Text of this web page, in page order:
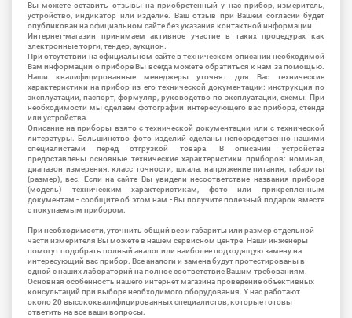
Вы можете оставить отзывы на приобретенный у нас прибор, измеритель,
устройство, индикатор или изделие. Ваш отзыв при Вашем согласии будет
опубликован на официальном сайте без указания контактной информации.
Интернет-магазин принимаем активное участие в таких процедурах как
электронные торги, тендер, аукцион.
При отсутствии на официальном сайте в техническом описании необходимой
Вам информации о приборе Вы всегда можете обратиться к нам за помощью.
Наши квалифицированные менеджеры уточнят для Вас технические
характеристики на прибор из его технической документации: инструкция по
эксплуатации, паспорт, формуляр, руководство по эксплуатации, схемы. При
необходимости мы сделаем фотографии интересующего вас прибора, стенда
или устройства.
Описание на приборы взято с технической документации или с технической
литературы. Большинство фото изделий сделаны непосредственно нашими
специалистами перед отгрузкой товара. В описании устройства
предоставлены основные технические характеристики приборов: номинал,
диапазон измерения, класс точности, шкала, напряжение питания, габариты
(размер), вес. Если на сайте Вы увидели несоответствие названия прибора
(модель) техническим характеристикам, фото или прикрепленным
документам - сообщите об этом нам - Вы получите полезный подарок вместе
с покупаемым прибором.
При необходимости, уточнить общий вес и габариты или размер отдельной
части измерителя Вы можете в нашем сервисном центре. Наши инженеры
помогут подобрать полный аналог или наиболее подходящую замену на
интересующий вас прибор. Все аналоги и замена будут протестированы в
одной с наших лабораторий на полное соответствие Вашим требованиям.
Основная особенность нашего интернет магазина проведение объективных
консультаций при выборе необходимого оборудования. У нас работают
около 20 высококвалифицированных специалистов, которые готовы
ответить на все ваши вопросы.